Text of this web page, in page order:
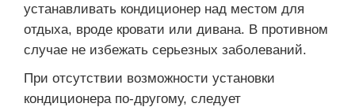
устанавливать кондиционер над местом для
отдыха, вроде кровати или дивана. В противном
случае не избежать серьезных заболеваний.
При отсутствии возможности установки
кондиционера по-другому, следует